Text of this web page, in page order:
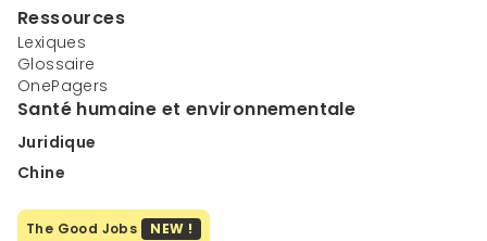
Ressources
Lexiques
Glossaire
OnePagers
Santé humaine et environnementale
Juridique
Chine
The Good Jobs NEW !